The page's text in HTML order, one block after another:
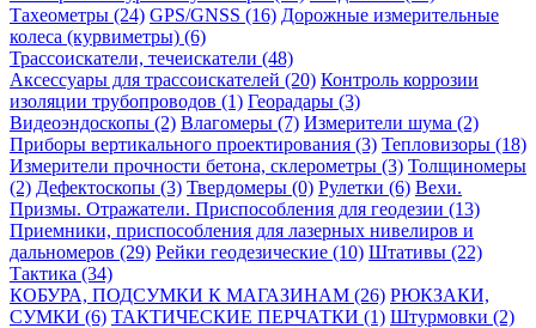
Тахеометры (24) GPS/GNSS (16) Дорожные измерительные
колеса (курвиметры) (6)
Трассоискатели, течеискатели (48)
Аксессуары для трассоискателей (20) Контроль коррозии
изоляции трубопроводов (1) Георадары (3)
Видеоэндоскопы (2) Влагомеры (7) Измерители шума (2)
Приборы вертикального проектирования (3) Тепловизоры (18)
Измерители прочности бетона, склерометры (3) Толщиномеры
(2) Дефектоскопы (3) Твердомеры (0) Рулетки (6) Вехи.
Призмы. Отражатели. Приспособления для геодезии (13)
Приемники, приспособления для лазерных нивелиров и
дальномеров (29) Рейки геодезические (10) Штативы (22)
Тактика (34)
КОБУРА, ПОДСУМКИ К МАГАЗИНАМ (26) РЮКЗАКИ,
СУМКИ (6) ТАКТИЧЕСКИЕ ПЕРЧАТКИ (1) Штурмовки (2)